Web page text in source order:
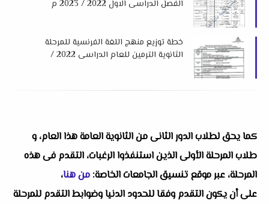
الفصل الدراسى الاول 2022 / 2023 م
خطة توزيع منهج اللغة الفرنسية للمرحلة
الثانوية الترمين للعام الدراسى 2022 /
كما يحق لطلاب الدور الثانى من الثانوية العامة هذا العام، و
طلاب المرحلة الأولى الذين استنفذوا الرغبات، التقدم فى هذه
المرحلة، عبر موقع تنسيق الجامعات الخاصة: من هنا،
على أن يكون التقدم وفقا للحدود الدنيا وضوابط التقدم للمرحلة